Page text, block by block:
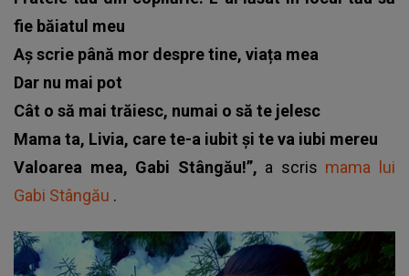
fie băiatul meu
Aș scrie până mor despre tine, viața mea
Dar nu mai pot
Cât o să mai trăiesc, numai o să te jelesc
Mama ta, Livia, care te-a iubit și te va iubi mereu
Valoarea mea, Gabi Stângău!”, a scris mama lui
Gabi Stângău .